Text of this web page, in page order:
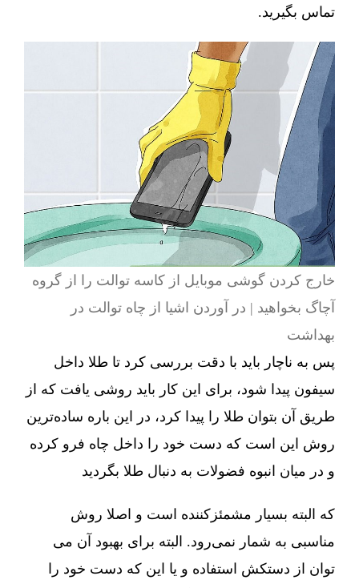
تماس بگیرید.
خارج کردن گوشی موبایل از کاسه توالت را از گروه
آچاگ بخواهید | در آوردن اشیا از چاه توالت در
بهداشت
پس به ناچار باید با دقت بررسی کرد تا طلا داخل
سیفون پیدا شود، برای این کار باید روشی یافت که از
طریق آن بتوان طلا را پیدا کرد، در این باره ساده‌ترین
روش این است که دست خود را داخل چاه فرو کرده
و در میان انبوه فضولات به دنبال طلا بگردید
که البته بسیار مشمئزکننده است و اصلا روش
مناسبی به شمار نمی‌رود. البته برای بهبود آن می
توان از دستکش استفاده و یا این که دست خود را